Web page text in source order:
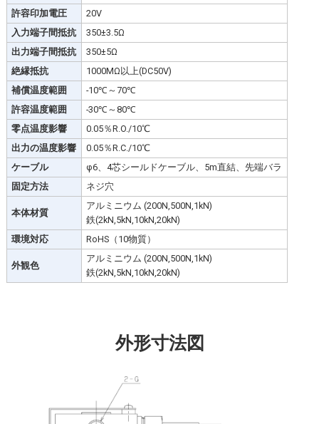
許容印加電圧
20V
入力端子間抵抗
350±3.5Ω
出力端子間抵抗
350±5Ω
絶縁抵抗
1000MΩ以上(DC50V)
補償温度範囲
-10℃～70℃
許容温度範囲
-30℃～80℃
零点温度影響
0.05％R.O./10℃
出力の温度影響
0.05％R.C./10℃
ケーブル
φ6、4芯シールドケーブル、5m直結、先端バラ
固定方法
ネジ穴
本体材質
アルミニウム (200N,500N,1kN)
鉄(2kN,5kN,10kN,20kN)
環境対応
RoHS（10物質）
外観色
アルミニウム (200N,500N,1kN)
鉄(2kN,5kN,10kN,20kN)
外形寸法図